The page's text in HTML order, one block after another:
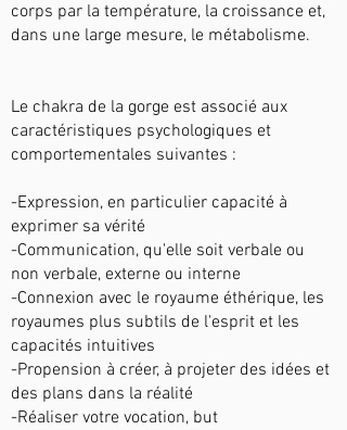
corps par la température, la croissance et,
dans une large mesure, le métabolisme.
Le chakra de la gorge est associé aux
caractéristiques psychologiques et
comportementales suivantes :
-Expression, en particulier capacité à
exprimer sa vérité
-Communication, qu'elle soit verbale ou
non verbale, externe ou interne
-Connexion avec le royaume éthérique, les
royaumes plus subtils de l'esprit et les
capacités intuitives
-Propension à créer, à projeter des idées et
des plans dans la réalité
-Réaliser votre vocation, but